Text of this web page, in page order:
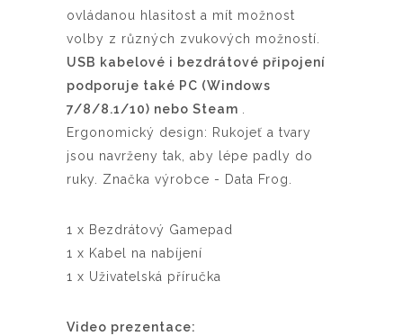
ovládanou hlasitost a mít možnost
volby z různých zvukových možností.
USB kabelové i bezdrátové připojení
podporuje také PC (Windows
7/8/8.1/10) nebo Steam
Ergonomický design: Rukojeť a tvary
jsou navrženy tak, aby lépe padly do
ruky. Značka výrobce - Data Frog.
1 x Bezdrátový Gamepad
1 x Kabel na nabíjení
1 x Uživatelská příručka
Video prezentace: